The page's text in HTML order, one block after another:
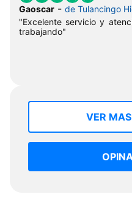
Gaoscar - de Tulancingo
"Excelente servicio y
trabajando"
VER